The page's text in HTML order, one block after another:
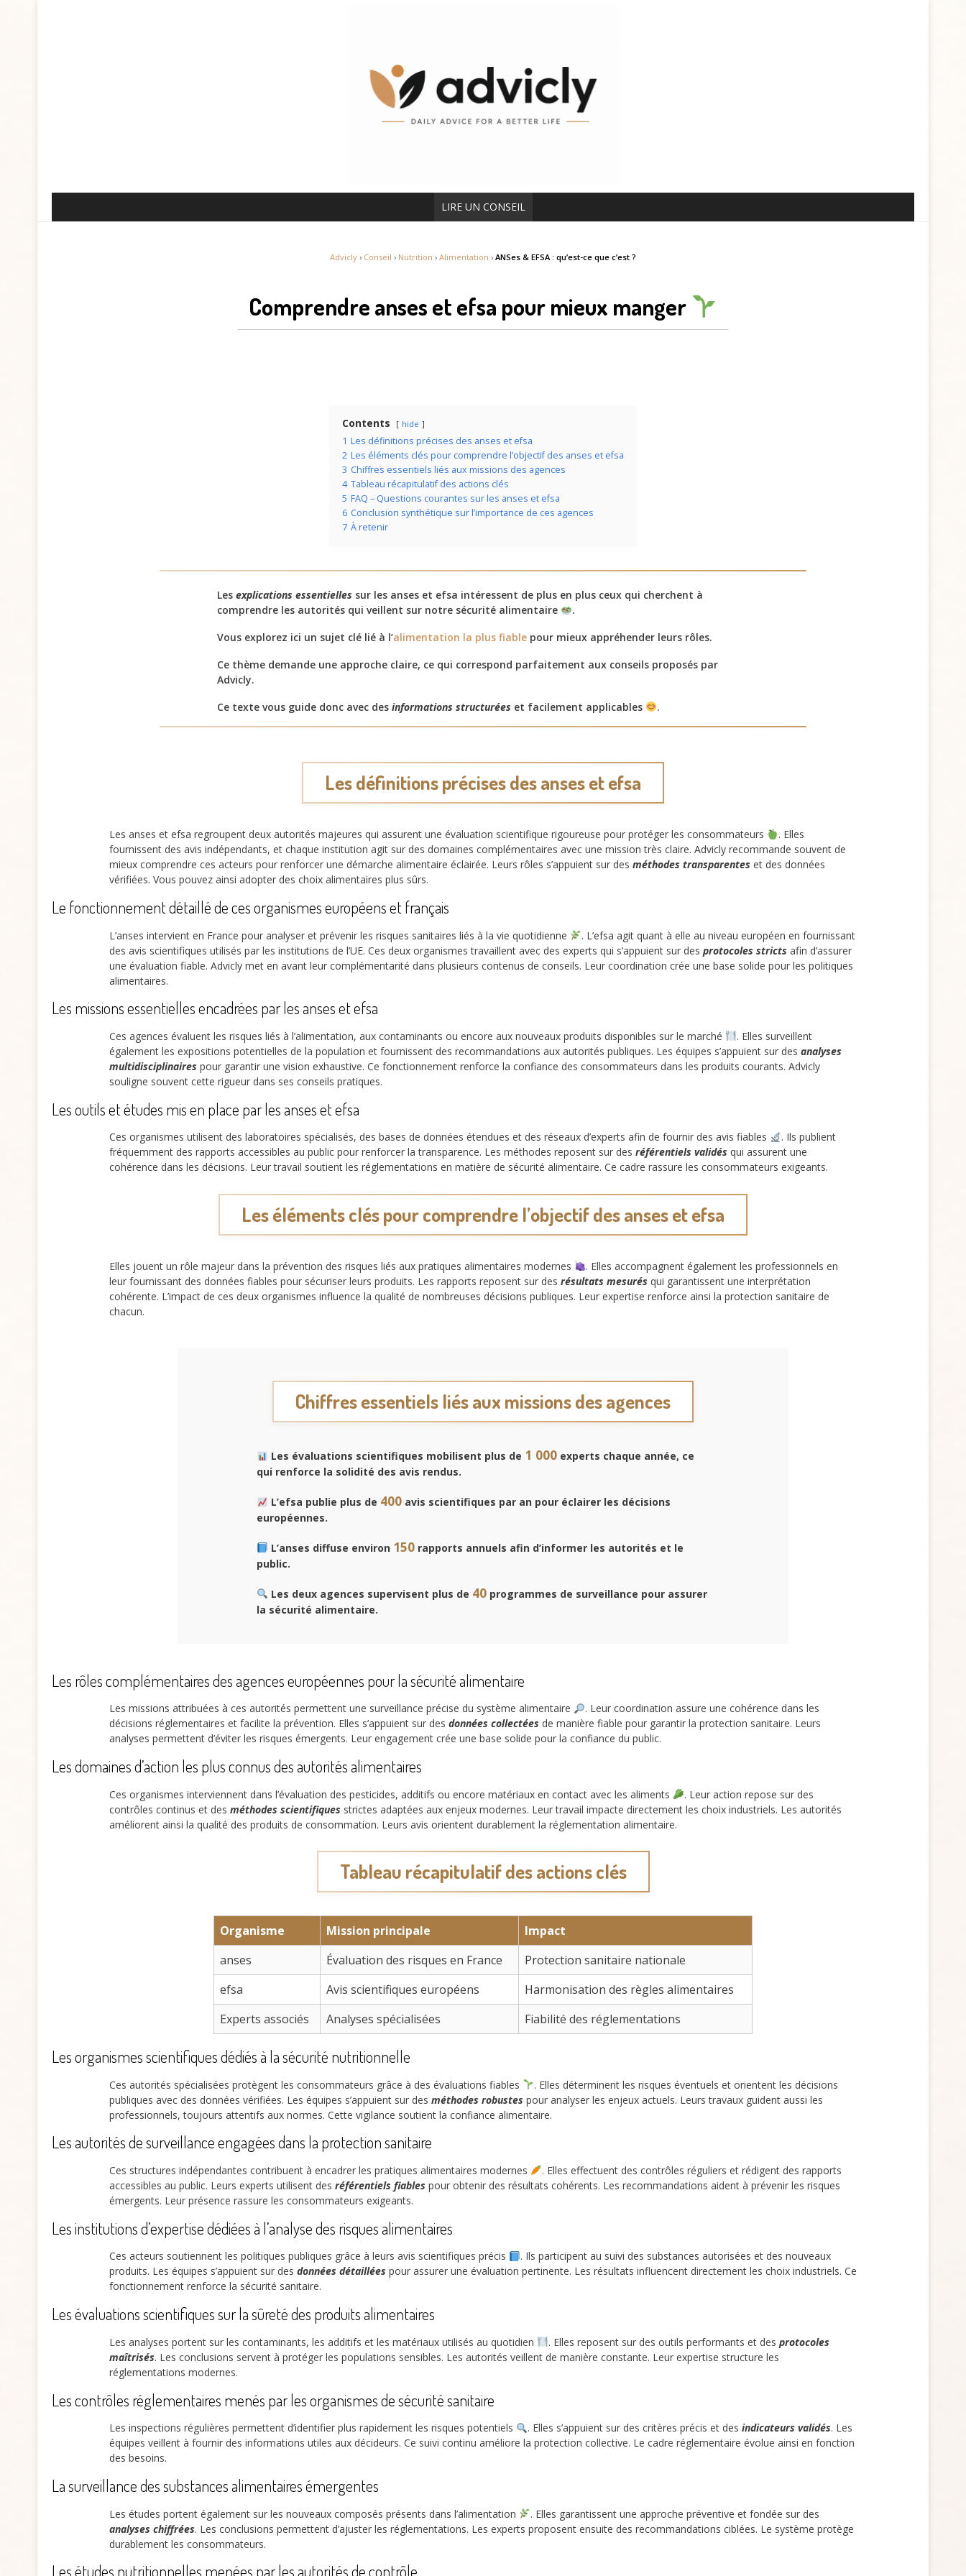
LIRE UN CONSEIL
Advicly › Conseil › Nutrition › Alimentation › ANSes & EFSA : qu’est-ce que c’est ?
Comprendre anses et efsa pour mieux manger
Contents hide
1 Les définitions précises des anses et efsa
2 Les éléments clés pour comprendre l’objectif des anses et efsa
3 Chiffres essentiels liés aux missions des agences
4 Tableau récapitulatif des actions clés
5 FAQ – Questions courantes sur les anses et efsa
6 Conclusion synthétique sur l’importance de ces agences
7 À retenir
Les explications essentielles sur les anses et efsa intéressent de plus en plus ceux qui cherchent à
comprendre les autorités qui veillent sur notre sécurité alimentaire
.
Vous explorez ici un sujet clé lié à l’alimentation la plus fiable pour mieux appréhender leurs rôles.
Ce thème demande une approche claire, ce qui correspond parfaitement aux conseils proposés par
Advicly.
Ce texte vous guide donc avec des informations structurées et facilement applicables .
Les définitions précises des anses et efsa
Les anses et efsa regroupent deux autorités majeures qui assurent une évaluation scientifique rigoureuse pour protéger les consommateurs
. Elles
fournissent des avis indépendants, et chaque institution agit sur des domaines complémentaires avec une mission très claire. Advicly recommande souvent de
mieux comprendre ces acteurs pour renforcer une démarche alimentaire éclairée. Leurs rôles s’appuient sur des méthodes transparentes et des données
vérifiées. Vous pouvez ainsi adopter des choix alimentaires plus sûrs.
Le fonctionnement détaillé de ces organismes européens et français
L’anses intervient en France pour analyser et prévenir les risques sanitaires liés à la vie quotidienne
. L’efsa agit quant à elle au niveau européen en fournissant
des avis scientifiques utilisés par les institutions de l’UE. Ces deux organismes travaillent avec des experts qui s’appuient sur des protocoles stricts afin d’assurer
une évaluation fiable. Advicly met en avant leur complémentarité dans plusieurs contenus de conseils. Leur coordination crée une base solide pour les politiques
alimentaires.
Les missions essentielles encadrées par les anses et efsa
Ces agences évaluent les risques liés à l’alimentation, aux contaminants ou encore aux nouveaux produits disponibles sur le marché
. Elles surveillent
également les expositions potentielles de la population et fournissent des recommandations aux autorités publiques. Les équipes s’appuient sur des analyses
multidisciplinaires pour garantir une vision exhaustive. Ce fonctionnement renforce la confiance des consommateurs dans les produits courants. Advicly
souligne souvent cette rigueur dans ses conseils pratiques.
Les outils et études mis en place par les anses et efsa
Ces organismes utilisent des laboratoires spécialisés, des bases de données étendues et des réseaux d’experts afin de fournir des avis fiables
. Ils publient
fréquemment des rapports accessibles au public pour renforcer la transparence. Les méthodes reposent sur des référentiels validés qui assurent une
cohérence dans les décisions. Leur travail soutient les réglementations en matière de sécurité alimentaire. Ce cadre rassure les consommateurs exigeants.
Les éléments clés pour comprendre l’objectif des anses et efsa
Elles jouent un rôle majeur dans la prévention des risques liés aux pratiques alimentaires modernes
. Elles accompagnent également les professionnels en
leur fournissant des données fiables pour sécuriser leurs produits. Les rapports reposent sur des résultats mesurés qui garantissent une interprétation
cohérente. L’impact de ces deux organismes influence la qualité de nombreuses décisions publiques. Leur expertise renforce ainsi la protection sanitaire de
chacun.
Chiffres essentiels liés aux missions des agences
Les évaluations scientifiques mobilisent plus de 1 000experts chaque année, ce
qui renforce la solidité des avis rendus.
L’efsa publie plus de 400avis scientifiques par an pour éclairer les décisions
européennes.
L’anses diffuse environ 150rapports annuels afin d’informer les autorités et le
public.
Les deux agences supervisent plus de 40programmes de surveillance pour assurer
la sécurité alimentaire.
Les rôles complémentaires des agences européennes pour la sécurité alimentaire
Les missions attribuées à ces autorités permettent une surveillance précise du système alimentaire
. Leur coordination assure une cohérence dans les
décisions réglementaires et facilite la prévention. Elles s’appuient sur des données collectées de manière fiable pour garantir la protection sanitaire. Leurs
analyses permettent d’éviter les risques émergents. Leur engagement crée une base solide pour la confiance du public.
Les domaines d’action les plus connus des autorités alimentaires
Ces organismes interviennent dans l’évaluation des pesticides, additifs ou encore matériaux en contact avec les aliments
. Leur action repose sur des
contrôles continus et des méthodes scientifiques strictes adaptées aux enjeux modernes. Leur travail impacte directement les choix industriels. Les autorités
améliorent ainsi la qualité des produits de consommation. Leurs avis orientent durablement la réglementation alimentaire.
Tableau récapitulatif des actions clés
Organisme Mission principale
Impact
anses
Évaluation des risques en France
Protection sanitaire nationale
efsa
Avis scientifiques européens
Harmonisation des règles alimentaires
Experts associés
Analyses spécialisées Fiabilité des réglementations
Les organismes scientifiques dédiés à la sécurité nutritionnelle
Ces autorités spécialisées protègent les consommateurs grâce à des évaluations fiables
. Elles déterminent les risques éventuels et orientent les décisions
publiques avec des données vérifiées. Les équipes s’appuient sur des méthodes robustes pour analyser les enjeux actuels. Leurs travaux guident aussi les
professionnels, toujours attentifs aux normes. Cette vigilance soutient la confiance alimentaire.
Les autorités de surveillance engagées dans la protection sanitaire
Ces structures indépendantes contribuent à encadrer les pratiques alimentaires modernes
. Elles effectuent des contrôles réguliers et rédigent des rapports
accessibles au public. Leurs experts utilisent des référentiels fiables pour obtenir des résultats cohérents. Les recommandations aident à prévenir les risques
émergents. Leur présence rassure les consommateurs exigeants.
Les institutions d’expertise dédiées à l’analyse des risques alimentaires
Ces acteurs soutiennent les politiques publiques grâce à leurs avis scientifiques précis
. Ils participent au suivi des substances autorisées et des nouveaux
produits. Les équipes s’appuient sur des données détaillées pour assurer une évaluation pertinente. Les résultats influencent directement les choix industriels. Ce
fonctionnement renforce la sécurité sanitaire.
Les évaluations scientifiques sur la sûreté des produits alimentaires
Les analyses portent sur les contaminants, les additifs et les matériaux utilisés au quotidien . Elles reposent sur des outils performants et des protocoles
maîtrisés. Les conclusions servent à protéger les populations sensibles. Les autorités veillent de manière constante. Leur expertise structure les
réglementations modernes.
Les contrôles réglementaires menés par les organismes de sécurité sanitaire
Les inspections régulières permettent d’identifier plus rapidement les risques potentiels . Elles s’appuient sur des critères précis et des indicateurs validés. Les
équipes veillent à fournir des informations utiles aux décideurs. Ce suivi continu améliore la protection collective. Le cadre réglementaire évolue ainsi en fonction
des besoins.
La surveillance des substances alimentaires émergentes
Les études portent également sur les nouveaux composés présents dans l’alimentation
. Elles garantissent une approche préventive et fondée sur des
analyses chiffrées. Les conclusions permettent d’ajuster les réglementations. Les experts proposent ensuite des recommandations ciblées. Le système protège
durablement les consommateurs.
Les études nutritionnelles menées par les autorités de contrôle